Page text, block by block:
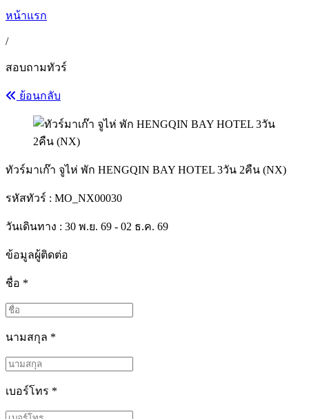
หน้าแรก
/
สอบถามทัวร์
ย้อนกลับ
ทัวร์มาเก๊า จูไห่ พัก HENGQIN BAY HOTEL 3วัน 2คืน (NX)
รหัสทัวร์ : MO_NX00030
วันเดินทาง : 30 พ.ย. 69 - 02 ธ.ค. 69
ข้อมูลผู้ติดต่อ
ชื่อ *
นามสกุล *
เบอร์โทร *